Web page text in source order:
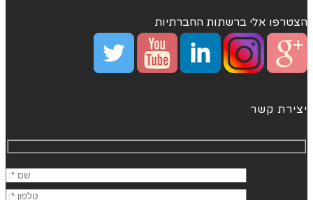
הצטרפו אלי ברשתות החברתיות
יצירת קשר